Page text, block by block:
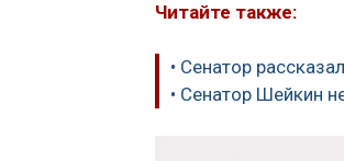
Читайте также:
• Сенатор
• Сенатор Шейкин